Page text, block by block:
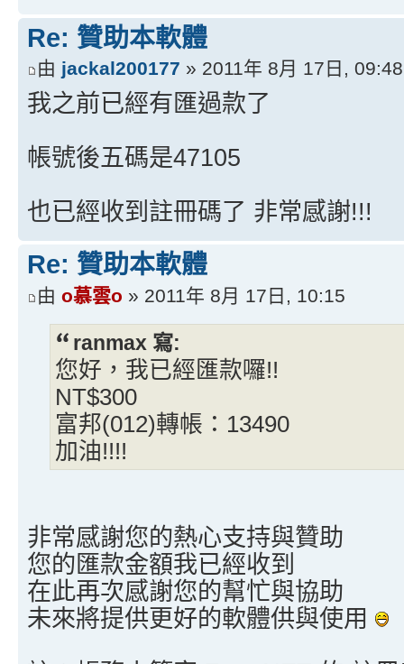
Re: 贊助本軟體
由 jackal200177 » 2011年 8月 17日, 09:48
我之前已經有匯過款了
帳號後五碼是47105
也已經收到註冊碼了 非常感謝!!!
Re: 贊助本軟體
由 o慕雲o » 2011年 8月 17日, 10:15
ranmax 寫:
您好，我已經匯款囉!!
NT$300
富邦(012)轉帳：13490
加油!!!!
非常感謝您的熱心支持與贊助
您的匯款金額我已經收到
在此再次感謝您的幫忙與協助
未來將提供更好的軟體供與使用